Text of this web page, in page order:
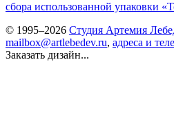
сбора использованной упаковки
© 1995–2026 Студия Артемия
mailbox@artlebedev.ru, адреса и
Заказать дизайн...